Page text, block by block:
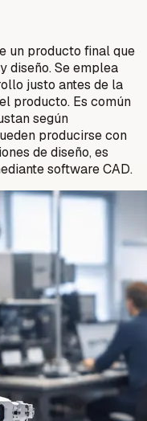
un producto final que
diseño. Se emplea
justo antes de la
producto. Es común
según
producirse con
de diseño, es
software CAD.